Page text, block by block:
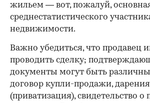
жильем — вот, пожалуй,
среднестатистического
недвижимости.
Важно убедиться, что продавец
проводить сделку;
документы могут быть
договор купли-продажи,
(приватизация), свидетельство о